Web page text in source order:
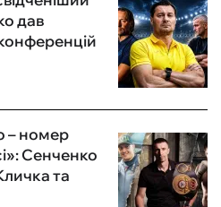
дав
– номер
Сенченко
та